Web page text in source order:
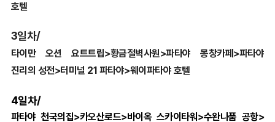
호텔
3일차/
타이만 오션 요트트립>황금절벽사원>파타야 몽창카페>파타야
진리의 성전>터미널 21 파타야>웨이파타야 호텔
4일차/
파타야 천국의집>카오산로드>바이옥 스카이타워>수완나품 공항>